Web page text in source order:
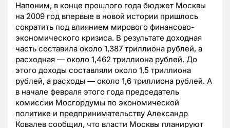
Напоним, в конце прошлого года бюджет Москвы
на 2009 год впервые в новой истории пришлось
сократить под влиянием мирового финансово-
экономического кризиса. В результате доходная
часть составила около 1,387 триллиона рублей, а
расходная — около 1,462 триллиона рублей. До
этого доходы составляли около 1,5 триллиона
рублей, а расходы — около 1,6 триллиона рублей. А
в начале февраля этого года председатель
комиссии Мосгордумы по экономической
политике и предпринимательству Александр
Ковалев сообщил, что власти Москвы планируют